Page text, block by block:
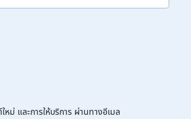
ม่ และการให้บริการ ผ่านทางอีเมล